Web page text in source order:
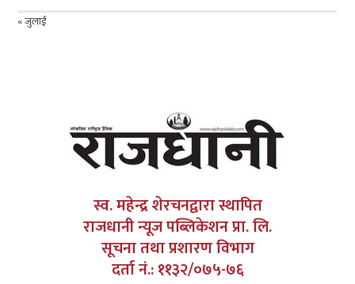
« जुलाई
स्व. महेन्द्र शेरचनद्वारा स्थापित
राजधानी न्यूज पब्लिकेशन प्रा. लि.
सूचना तथा प्रशारण विभाग
दर्ता नं.: ११३२/०७५-७६